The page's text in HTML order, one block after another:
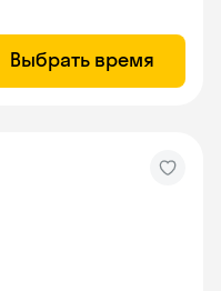
Выбрать время